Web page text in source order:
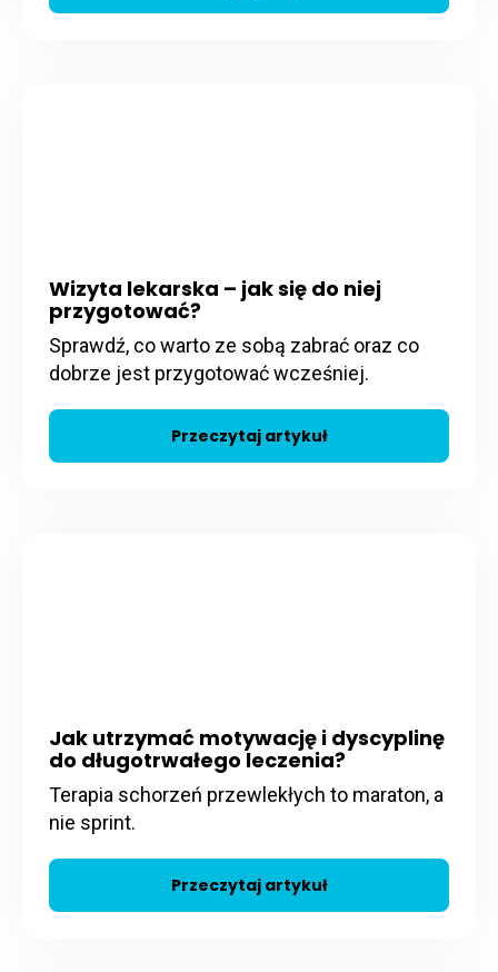
Wizyta lekarska – jak się do niej
przygotować?
Sprawdź, co warto ze sobą zabrać oraz co
dobrze jest przygotować wcześniej.
Przeczytaj artykuł
Jak utrzymać motywację i dyscyplinę
do długotrwałego leczenia?
Terapia schorzeń przewlekłych to maraton, a
nie sprint.
Przeczytaj artykuł